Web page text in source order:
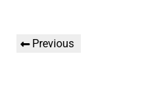
նավարկումը
Previous
Previous